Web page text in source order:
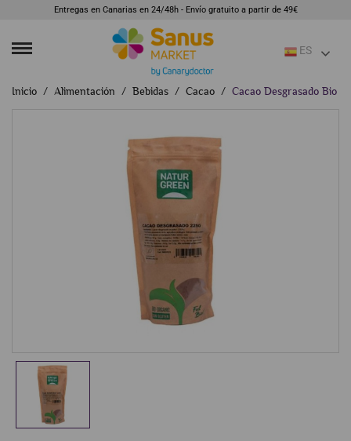
Entregas en Canarias en 24/48h - Envío gratuito a partir de 49€
ES
Inicio Alimentación Bebidas Cacao Cacao Desgrasado Bio